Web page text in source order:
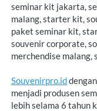
seminar kit jakarta,
malang, starter kit,
souvenir corporate,
merchendise malang,
Souvenirpro.id
menjadi produsen
lebih selama 6 tahun